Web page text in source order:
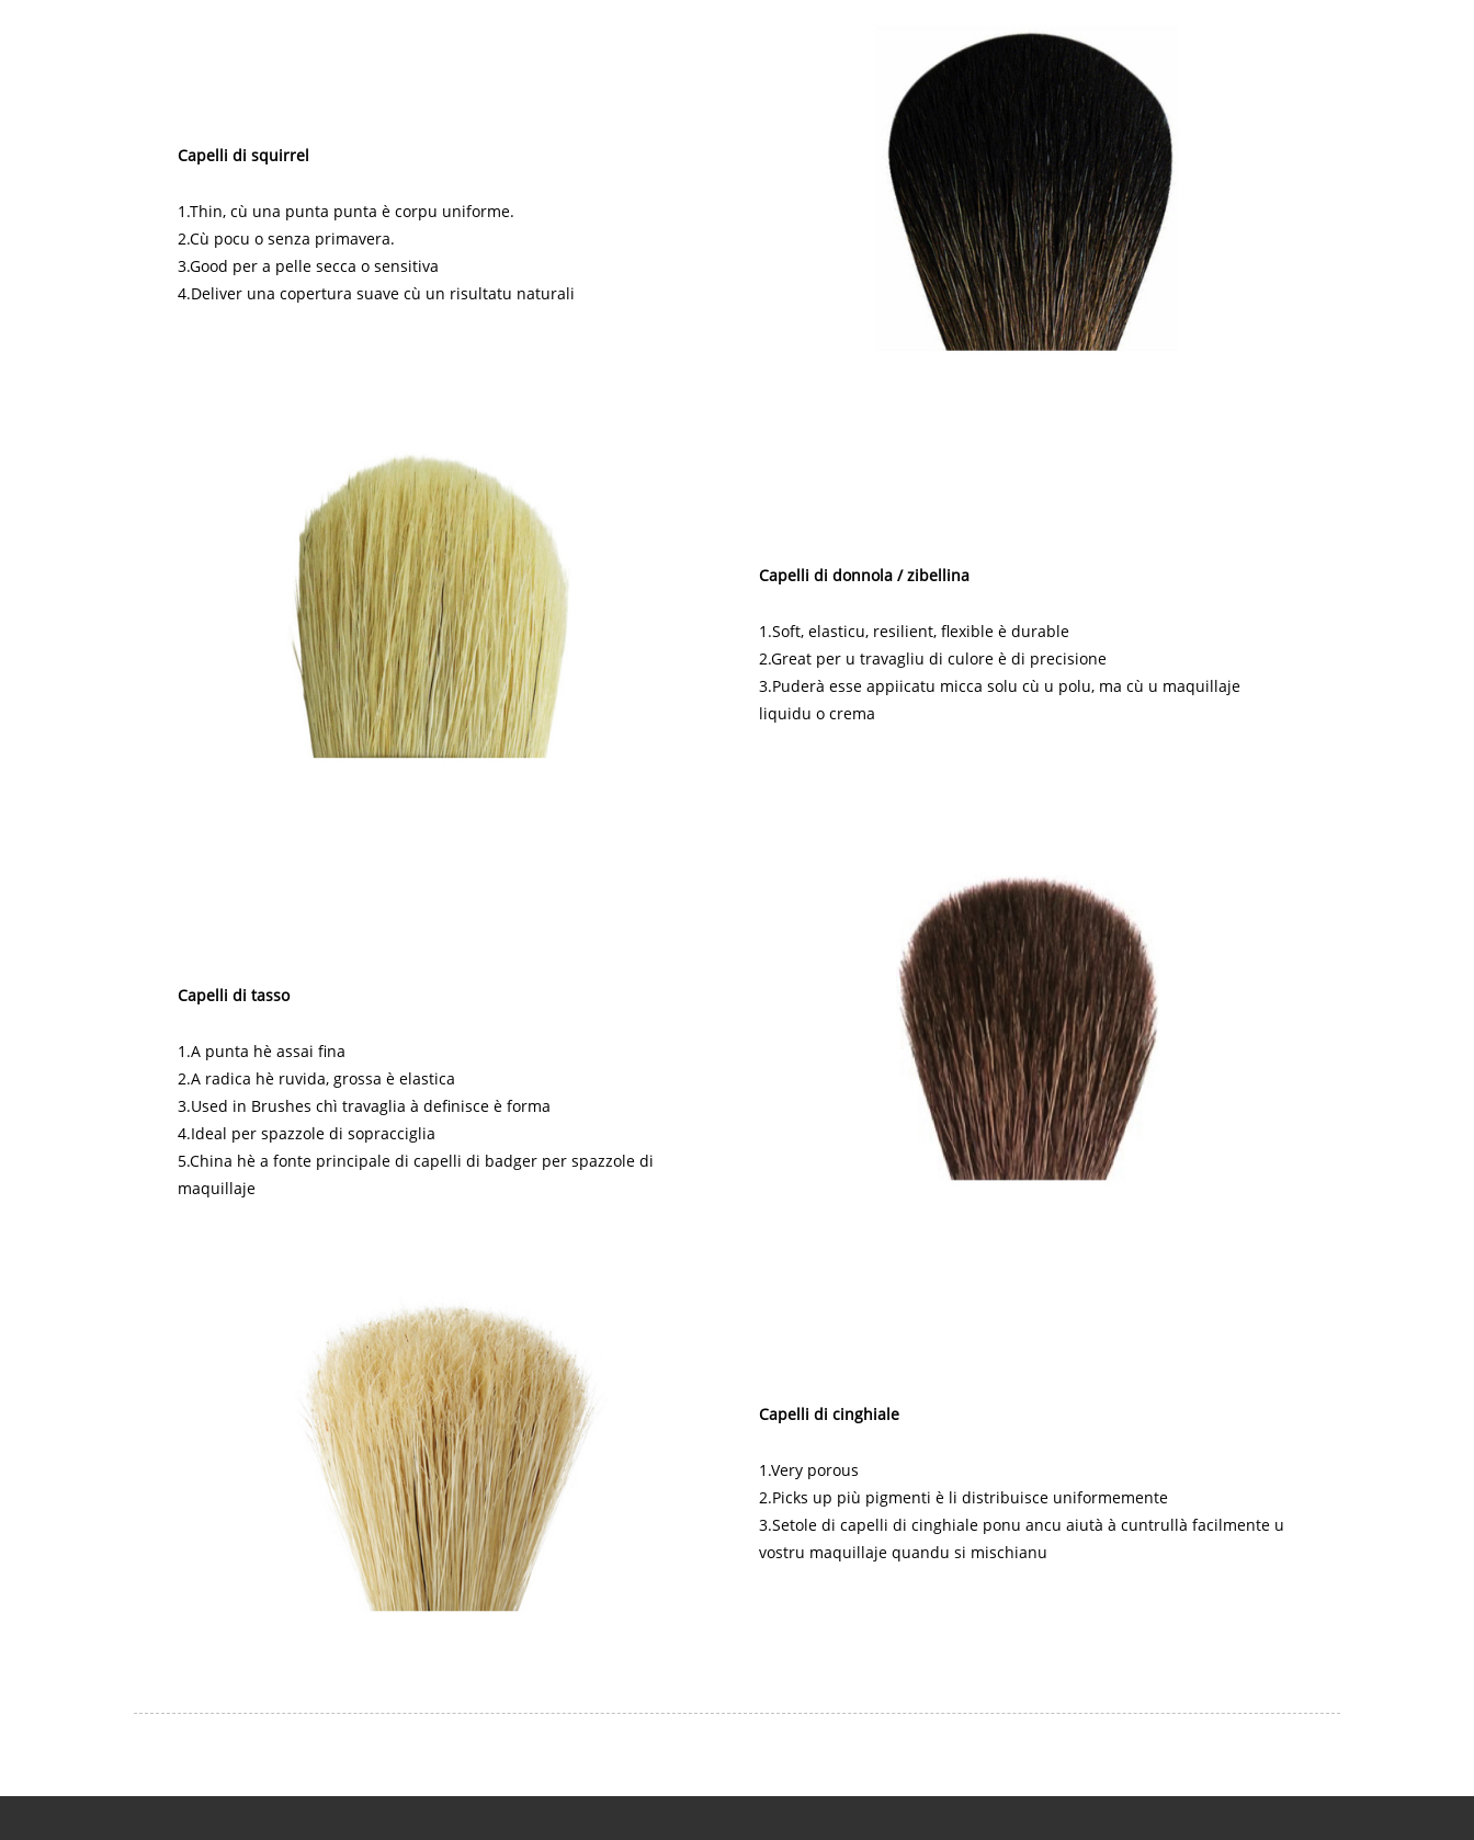
Capelli di squirrel
1.Thin, cù una punta punta è corpu uniforme.
2.Cù pocu o senza primavera.
3.Good per a pelle secca o sensitiva
4.Deliver una copertura suave cù un risultatu naturali
Capelli di donnola / zibellina
1.Soft, elasticu, resilient, flexible è durable
2.Great per u travagliu di culore è di precisione
3.Puderà esse appiicatu micca solu cù u polu, ma cù u maquillaje
liquidu o crema
Capelli di tasso
1.A punta hè assai fina
2.A radica hè ruvida, grossa è elastica
3.Used in Brushes chì travaglia à definisce è forma
4.Ideal per spazzole di sopracciglia
5.China hè a fonte principale di capelli di badger per spazzole di
maquillaje
Capelli di cinghiale
1.Very porous
2.Picks up più pigmenti è li distribuisce uniformemente
3.Setole di capelli di cinghiale ponu ancu aiutà à cuntrullà facilmente u
vostru maquillaje quandu si mischianu